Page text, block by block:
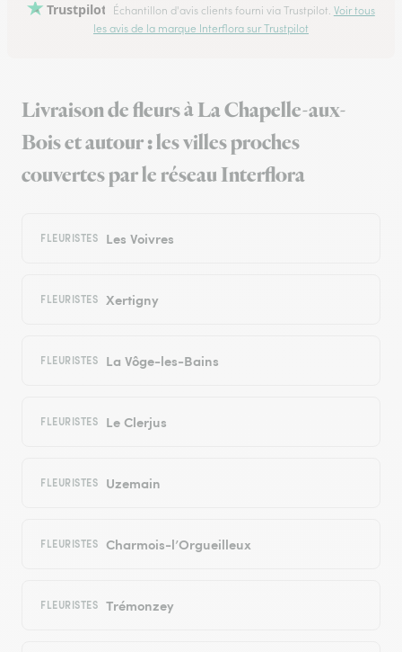
Trustpilot Échantillon d'avis clients fourni via Trustpilot. Voir tous
les avis de la marque Interflora sur Trustpilot
Livraison de fleurs à La Chapelle-aux-
Bois et autour : les villes proches
couvertes par le réseau Interflora
FLEURISTES Les Voivres
FLEURISTES Xertigny
FLEURISTES La Vôge-les-Bains
FLEURISTES Le Clerjus
FLEURISTES Uzemain
FLEURISTES Charmois-l’Orgueilleux
FLEURISTES Trémonzey